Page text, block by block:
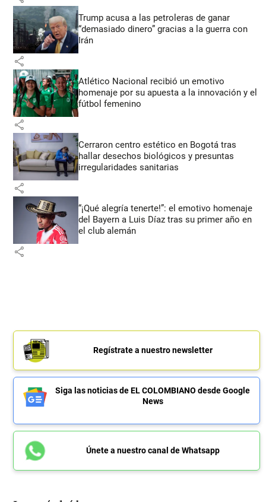
Trump acusa a las petroleras de ganar
“demasiado dinero” gracias a la guerra con
Irán
share
Atlético Nacional recibió un emotivo
homenaje por su apuesta a la innovación y el
fútbol femenino
share
Cerraron centro estético en Bogotá tras
hallar desechos biológicos y presuntas
irregularidades sanitarias
share
“¡Qué alegría tenerte!”: el emotivo homenaje
del Bayern a Luis Díaz tras su primer año en
el club alemán
share
Regístrate a nuestro newsletter
Siga las noticias de EL COLOMBIANO desde Google
News
Únete a nuestro canal de Whatsapp